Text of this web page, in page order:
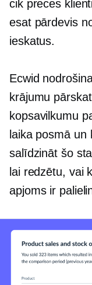
cik preces
esat pārdevis
ieskatus.
Ecwid
krājumu
kopsavilkumu
laika posmā
salīdzināt šo
lai redzētu, vai
apjoms ir